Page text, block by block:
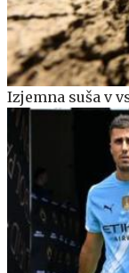
Izjemna suša v